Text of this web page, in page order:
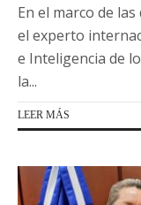
En el marco de
el experto
e Inteligencia de
la...
LEER MÁS